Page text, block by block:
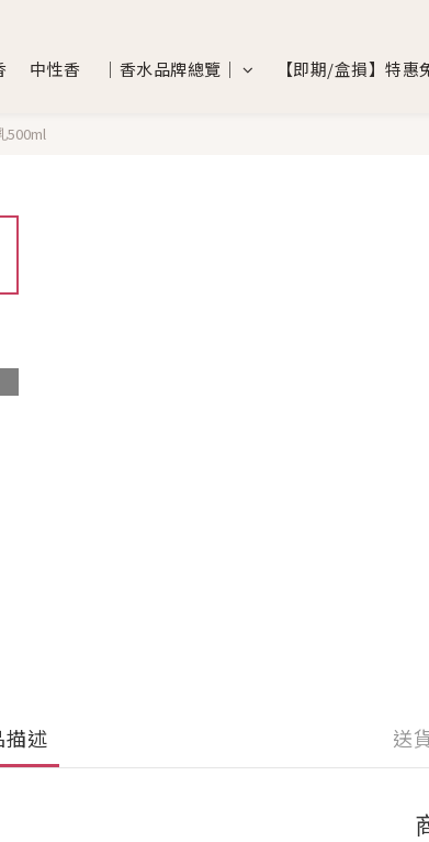
中性香 ｜香水品牌總覽｜ 【即期/盒損】特惠
500ml
描述 送